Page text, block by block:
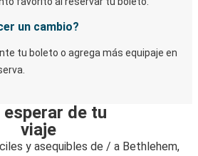
un cambio?
tu boleto o agrega más equipaje en
esperar de tu
viaje
y asequibles de / a Bethlehem,